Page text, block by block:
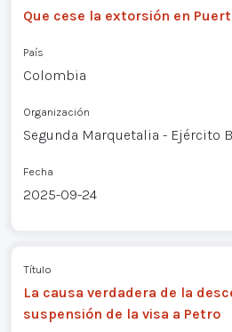
Que cese la extorsión en
País
Colombia
Organización
Segunda Marquetalia - Ejército
Fecha
2025-09-24
Título
La causa verdadera de la
suspensión de la visa a Petro